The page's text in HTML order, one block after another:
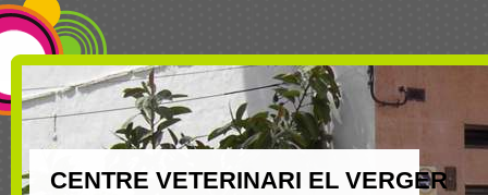
CENTRE VETERINARI EL VERGER